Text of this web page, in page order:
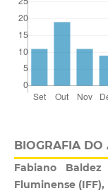
BIOGRAFIA DO
Fabiano
Fluminense (IFF),